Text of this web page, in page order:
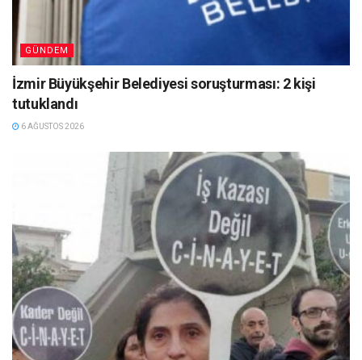
GÜNDEM
İzmir Büyükşehir Belediyesi soruşturması: 2 kişi
tutuklandı
6 AĞUSTOS 2026